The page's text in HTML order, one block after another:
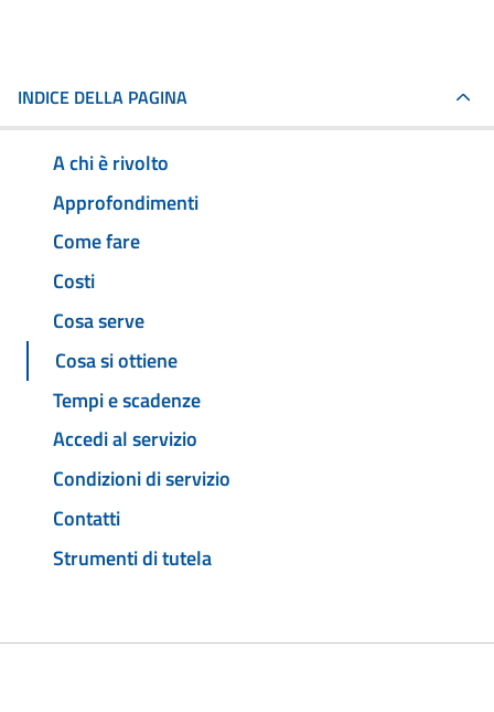
INDICE DELLA PAGINA
A chi è rivolto
Approfondimenti
Come fare
Costi
Cosa serve
Cosa si ottiene
Tempi e scadenze
Accedi al servizio
Condizioni di servizio
Contatti
Strumenti di tutela